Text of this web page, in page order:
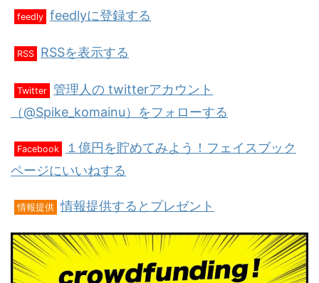
feedly feedlyに登録する
RSS RSSを表示する
Twitter 管理人の twitterアカウント
（@Spike_komainu）をフォローする
Facebook
１億円を貯めてみよう！フェイスブック
ページにいいねする
情報提供 情報提供するとプレゼント